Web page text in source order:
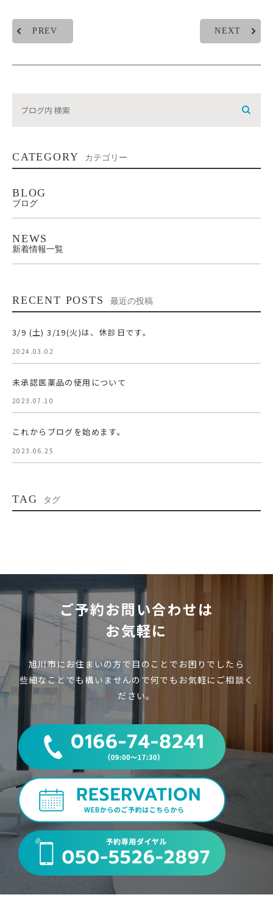
PREV NEXT
CATEGORY カテゴリー
BLOG
ブログ
NEWS
新着情報一覧
RECENT POSTS 最近の投稿
3/9 (土) 3/19(火)は、休診日です。
2024.03.02
未承認医薬品の使用について
2023.07.10
これからブログを始めます。
2023.06.25
TAG タグ
ご予約お問い合わせは
お気軽に
旭川市にお住まいの方で目のことでお困りでしたら
些細なことでも構いませんので何でもお気軽にご相談く
ださい。